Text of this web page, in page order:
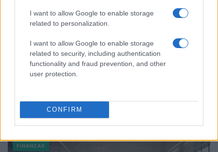
I want to allow Google to enable storage
related to personalization.
I want to allow Google to enable storage
related to security, including authentication
functionality and fraud prevention, and other
user protection.
CONFIRM
Cómo la crisis de refino está afectando los precios de la
gasolina y el diésel
Lucía Herrera · 7 Ago 2026
FINANZAS